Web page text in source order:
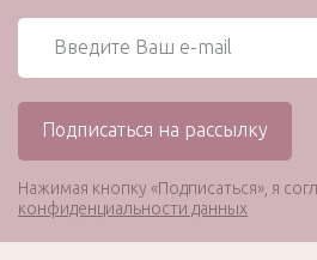
Нажимая кнопку «Подписаться», я
конфиденциальности данных